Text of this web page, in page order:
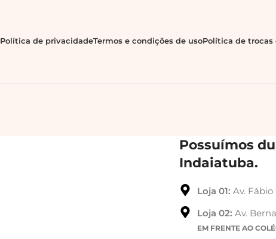
Política de privacidadeTermos e condições de usoPolítica de trocas
Possuímos
Indaiatuba.
Loja 01: Av. Fábio
Loja 02: Av.
EM FRENTE AO